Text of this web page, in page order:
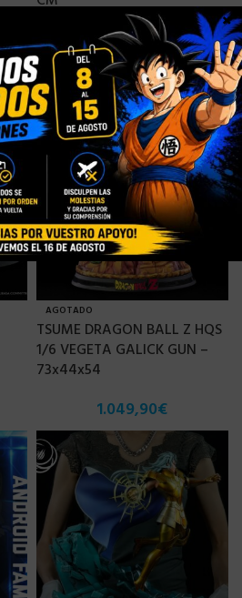
229,90€
AGOTADO
TSUME DRAGON BALL Z HQS
1/6 VEGETA GALICK GUN –
73x44x54
1.049,90€
×